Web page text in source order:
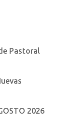
Pastoral
2026